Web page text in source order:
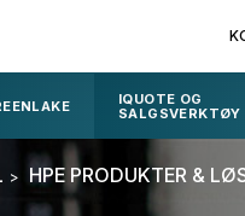
IQUOTE OG
SALGSVERKTØY
HPE PRODUKTER &